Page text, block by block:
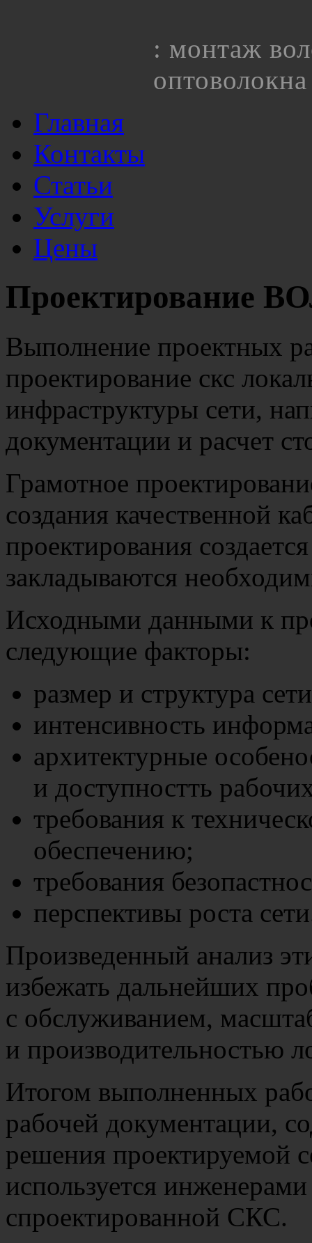
: монтаж
оптоволокна
Главная
Контакты
Статьи
Услуги
Цены
Проектирование
Выполнение проектных
проектирование скс
инфраструктуры сети,
документации и расчет
Грамотное
создания качественной
проектирования
закладываются
Исходными данными к
следующие факторы:
размер и структура
интенсивность
архитектурные
и доступностть
требования к
обеспечению;
требования
перспективы роста
Произведенный анализ
избежать дальнейших
с обслуживанием,
и производительностью
Итогом выполненных
рабочей документации,
решения проектируемой
используется
спроектированной СКС.